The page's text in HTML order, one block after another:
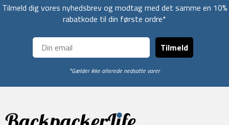
Tilmeld dig vores nyhedsbrev og modtag med det samme en 10%
rabatkode til din første ordre*
Tilmeld
*Gælder ikke allerede nedsatte varer